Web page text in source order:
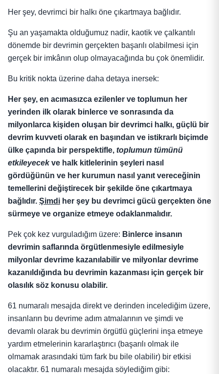
Her şey, devrimci bir halkı öne çıkartmaya bağlıdır.
Şu an yaşamakta olduğumuz nadir, kaotik ve çalkantılı
dönemde bir devrimin gerçekten başarılı olabilmesi için
gerçek bir imkânın olup olmayacağında bu çok önemlidir.
Bu kritik nokta üzerine daha detaya inersek:
Her şey, en acımasızca ezilenler ve toplumun her
yerinden ilk olarak binlerce ve sonrasında da
milyonlarca kişiden oluşan bir devrimci halkı, güçlü bir
devrim kuvveti olarak en başından ve istikrarlı biçimde
ülke çapında bir perspektifle, toplumun tümünü
etkileyecekve halk kitlelerinin şeyleri nasıl
gördüğünün ve her kurumun nasıl yanıt vereceğinin
temellerini değiştirecek bir şekilde öne çıkartmaya
bağlıdır. Şimdi her şey bu devrimci gücü gerçekten öne
sürmeye ve organize etmeye odaklanmalıdır.
Pek çok kez vurguladığım üzere: Binlerce insanın
devrimin saflarında örgütlenmesiyle edilmesiyle
milyonlar devrime kazanılabilir ve milyonlar devrime
kazanıldığında bu devrimin kazanması için gerçek bir
olasılık söz konusu olabilir.
61 numaralı mesajda direkt ve derinden incelediğim üzere,
insanların bu devrime adım atmalarının ve şimdi ve
devamlı olarak bu devrimin örgütlü güçlerini inşa etmeye
yardım etmelerinin kararlaştırıcı (başarılı olmak ile
olmamak arasındaki tüm fark bu bile olabilir) bir etkisi
olacaktır. 61 numaralı mesajda söylediğim gibi: